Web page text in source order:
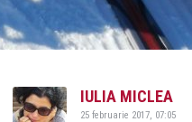
IULIA MICLEA
25 februarie 2017, 07:05